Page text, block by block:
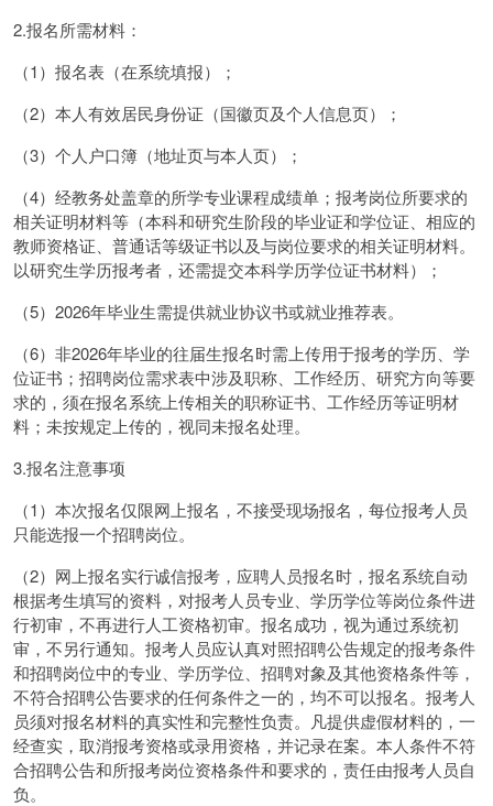
2.报名所需材料：
（1）报名表（在系统填报）；
（2）本人有效居民身份证（国徽页及个人信息页）；
（3）个人户口簿（地址页与本人页）；
（4）经教务处盖章的所学专业课程成绩单；报考岗位所要求的
相关证明材料等（本科和研究生阶段的毕业证和学位证、相应的
教师资格证、普通话等级证书以及与岗位要求的相关证明材料。
以研究生学历报考者，还需提交本科学历学位证书材料）；
（5）2026年毕业生需提供就业协议书或就业推荐表。
（6）非2026年毕业的往届生报名时需上传用于报考的学历、学
位证书；招聘岗位需求表中涉及职称、工作经历、研究方向等要
求的，须在报名系统上传相关的职称证书、工作经历等证明材
料；未按规定上传的，视同未报名处理。
3.报名注意事项
（1）本次报名仅限网上报名，不接受现场报名，每位报考人员
只能选报一个招聘岗位。
（2）网上报名实行诚信报考，应聘人员报名时，报名系统自动
根据考生填写的资料，对报考人员专业、学历学位等岗位条件进
行初审，不再进行人工资格初审。报名成功，视为通过系统初
审，不另行通知。报考人员应认真对照招聘公告规定的报考条件
和招聘岗位中的专业、学历学位、招聘对象及其他资格条件等，
不符合招聘公告要求的任何条件之一的，均不可以报名。报考人
员须对报名材料的真实性和完整性负责。凡提供虚假材料的，一
经查实，取消报考资格或录用资格，并记录在案。本人条件不符
合招聘公告和所报考岗位资格条件和要求的，责任由报考人员自
负。